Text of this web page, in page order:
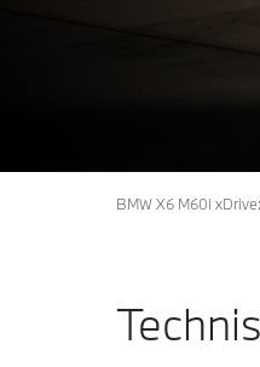
BMW X6 M60i